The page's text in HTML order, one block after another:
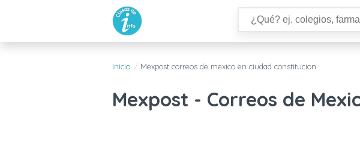
Inicio Mexpost correos de mexico en ciudad constitucion
Mexpost - Correos de